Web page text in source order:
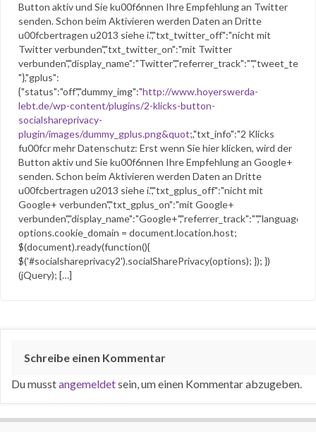
Button aktiv und Sie ku00f6nnen Ihre Empfehlung an Twitter
senden. Schon beim Aktivieren werden Daten an Dritte
u00fcbertragen u2013 siehe i.","txt_twitter_off":"nicht mit
Twitter verbunden","txt_twitter_on":"mit Twitter
"},"gplus":
{"status":"off","dummy_img":"http://www.hoyerswerda-
lebt.de/wp-content/plugins/2-klicks-button-
socialshareprivacy-
plugin/images/dummy_gplus.png&quot;,"txt_info":"2 Klicks
fu00fcr mehr Datenschutz: Erst wenn Sie hier klicken, wird der
Button aktiv und Sie ku00f6nnen Ihre Empfehlung an Google+
senden. Schon beim Aktivieren werden Daten an Dritte
u00fcbertragen u2013 siehe i.","txt_gplus_off":"nicht mit
Google+ verbunden","txt_gplus_on":"mit Google+
options.cookie_domain = document.location.host;
$(document).ready(function(){
$('#socialshareprivacy2').socialSharePrivacy(options); }); })
(jQuery); […]
Schreibe einen Kommentar
Du musstangemeldetsein, um einen Kommentar abzugeben.